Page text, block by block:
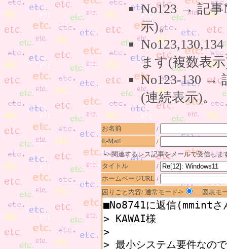
No123 → 記事
示)。
ます(複数表
No123-130 →
(連続表示)。
お名前
/
E-Mail
/
└> 関連するレス記事をメールで受信しま
タイトル
/
ホームページURL /
困りごと内容/ 通常モード->
図表モ